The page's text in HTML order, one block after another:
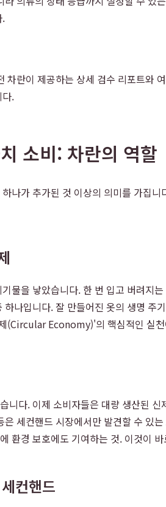
.
차란이 제공하는 상세 검수 리포트와
.
소비: 차란의 역할
나가 추가된 것 이상의 의미를 가집
물을 낳았습니다. 한 번 입고 버려지
나입니다. 잘 만들어진 옷의 생명
(Circular Economy)'의 핵심적인 실
니다. 이제 소비자들은 대량 생산된
세컨핸드 시장에서만 발견할 수 있
환경 보호에도 기여하는 것. 이것이
컨핸드